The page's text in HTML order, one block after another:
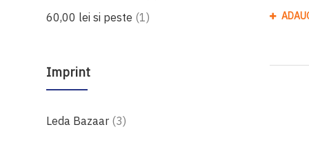
60,00 lei si peste 1produs
Imprint
Leda Bazaar 3produse